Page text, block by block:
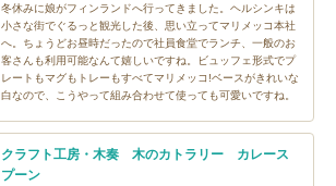
冬休みに娘がフィンランドへ行ってきました。ヘルシンキは
小さな街でぐるっと観光した後、思い立ってマリメッコ本社
へ。ちょうどお昼時だったので社員食堂でランチ、一般のお
客さんも利用可能なんて嬉しいですね。ビュッフェ形式でプ
レートもマグもトレーもすべてマリメッコ!ベースがきれいな
白なので、こうやって組み合わせて使っても可愛いですね。
クラフト工房・木奏 木のカトラリー カレース
プーン